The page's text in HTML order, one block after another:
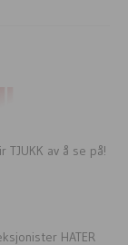
av å se på!
HATER